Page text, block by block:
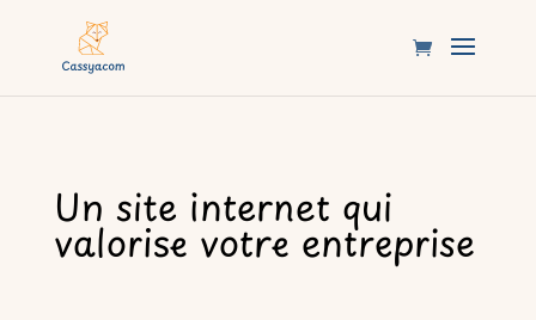
Un site internet qui
valorise votre entreprise